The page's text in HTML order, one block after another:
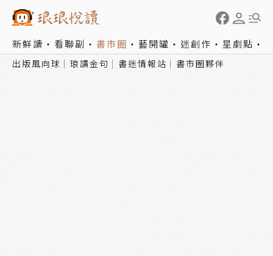
新鮮讀 看聯副 書市圈 藝開罐 迷創作 星劇點
出版風向球 琅讀金句 書迷情報站 書市圈夥伴